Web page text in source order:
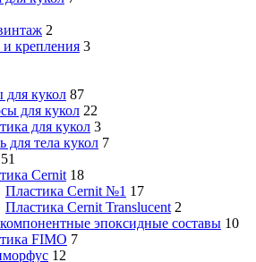
2
крепления 3
кукол 87
для кукол 22
для кукол 3
для тела кукол 7
51
Cernit 18
Пластика Cernit №1 17
Пластика Cernit Translucent 2
эпоксидные составы 10
FIMO 7
12